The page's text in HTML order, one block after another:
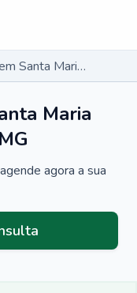
Clínico Geral em Santa Maria de Itabira - MG
Maria
agora a sua